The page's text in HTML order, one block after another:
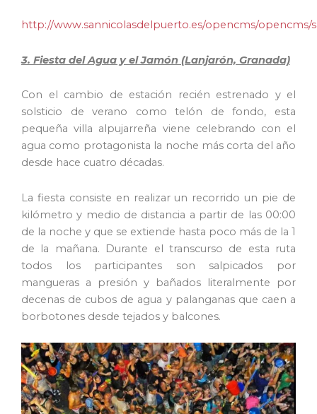
http://www.sannicolasdelpuerto.es/opencms/opencms/
3. Fiesta del Agua y el Jamón (Lanjarón, Granada)
Con el cambio de estación recién estrenado y el
solsticio de verano como telón de fondo, esta
pequeña villa alpujarreña viene celebrando con el
agua como protagonista la noche más corta del año
desde hace cuatro décadas.
La fiesta consiste en realizar un recorrido un pie de
kilómetro y medio de distancia a partir de las 00:00
de la noche y que se extiende hasta poco más de la 1
de la mañana. Durante el transcurso de esta ruta
todos los participantes son salpicados por
mangueras a presión y bañados literalmente por
decenas de cubos de agua y palanganas que caen a
borbotones desde tejados y balcones.